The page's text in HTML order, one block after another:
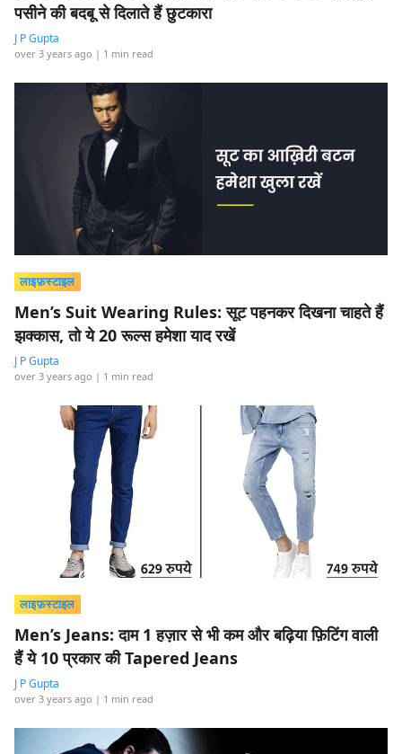
पसीने की बदबू से दिलाते हैं छुटकारा
J P Gupta
over 3 years ago | 1 min read
लाइफ़स्टाइल
Men’s Suit Wearing Rules: सूट पहनकर दिखना चाहते हैं
झक्कास, तो ये 20 रूल्स हमेशा याद रखें
J P Gupta
over 3 years ago | 1 min read
लाइफ़स्टाइल
Men’s Jeans: दाम 1 हज़ार से भी कम और बढ़िया फ़िटिंग वाली
हैं ये 10 प्रकार की Tapered Jeans
J P Gupta
over 3 years ago | 1 min read